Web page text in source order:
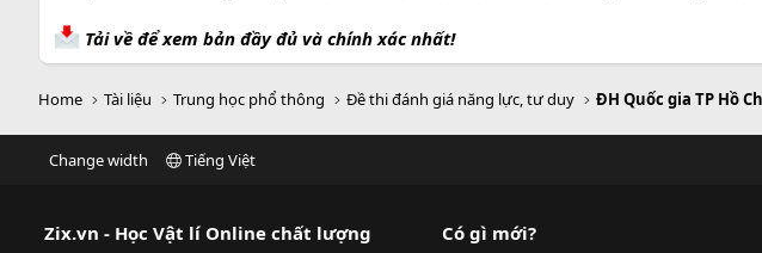
Tải về để xem bản đầy đủ và chính xác nhất!
Home Tài liệu Trung học phổ thông Đề thi đánh giá năng lực, tư duy ĐH Quốc gia TP Hồ
Change width Tiếng Việt
Zix.vn - Học Vật lí Online chất lượng
Có gì mới?